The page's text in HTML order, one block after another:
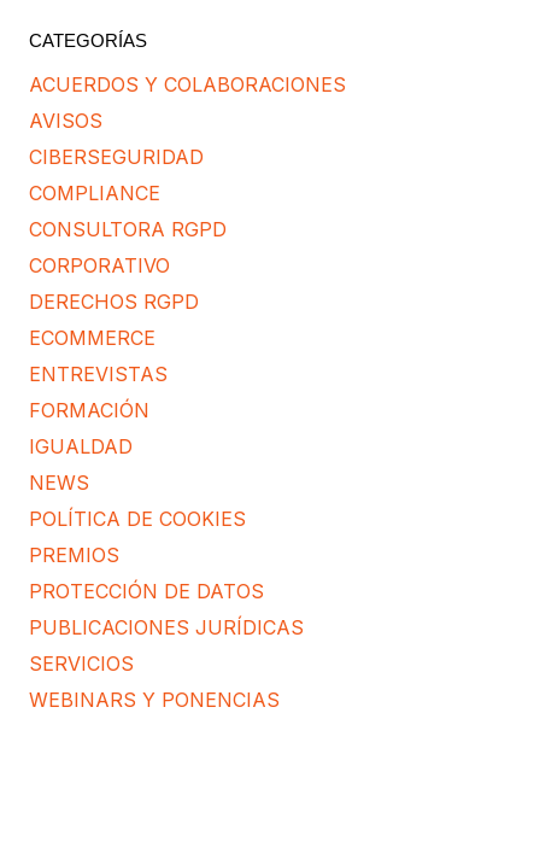
CATEGORÍAS
ACUERDOS Y COLABORACIONES
AVISOS
CIBERSEGURIDAD
COMPLIANCE
CONSULTORA RGPD
CORPORATIVO
DERECHOS RGPD
ECOMMERCE
ENTREVISTAS
FORMACIÓN
IGUALDAD
NEWS
POLÍTICA DE COOKIES
PREMIOS
PROTECCIÓN DE DATOS
PUBLICACIONES JURÍDICAS
SERVICIOS
WEBINARS Y PONENCIAS